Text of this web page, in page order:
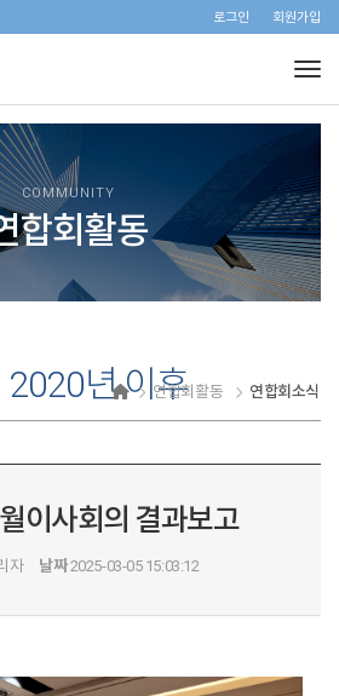
로그인 회원가입
COMMUNITY
합회활동
2020년 이후연합회활동 연합회소식
이사회의 결과보고
자 날짜2025-03-05 15:03:12